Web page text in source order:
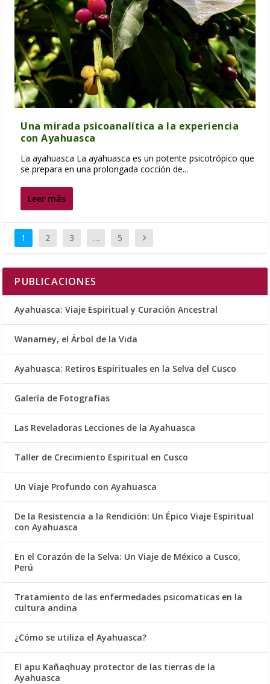
Una mirada psicoanalítica a la experiencia
con Ayahuasca
La ayahuasca La ayahuasca es un potente psicotrópico que
se prepara en una prolongada cocción de...
Leer más
1 2 3 … 5
PUBLICACIONES
Ayahuasca: Viaje Espiritual y Curación Ancestral
Wanamey, el Árbol de la Vida
Ayahuasca: Retiros Espirituales en la Selva del Cusco
Galería de Fotografías
Las Reveladoras Lecciones de la Ayahuasca
Taller de Crecimiento Espiritual en Cusco
Un Viaje Profundo con Ayahuasca
De la Resistencia a la Rendición: Un Épico Viaje Espiritual
con Ayahuasca
En el Corazón de la Selva: Un Viaje de México a Cusco,
Perú
Tratamiento de las enfermedades psicomaticas en la
cultura andina
¿Cómo se utiliza el Ayahuasca?
El apu Kañaqhuay protector de las tierras de la
Ayahuasca